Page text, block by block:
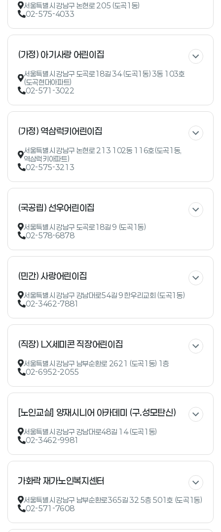
서울특별시 강남구 논현로 205 (도곡1동)
02-575-4033
(가정) 아기사랑 어린이집
서울특별시 강남구 도곡로18길 34 (도곡1동) 3동 103호
(도곡현대아파트)
02-571-3022
(가정) 역삼럭키어린이집
서울특별시 강남구 논현로 213 102동 116호(도곡1동,
역삼럭키아파트)
02-575-3213
(국공립) 선우어린이집
서울특별시 강남구 도곡로18길 9 (도곡1동)
02-578-6878
(민간) 사랑어린이집
서울특별시 강남구 강남대로54길 9 한우리교회 (도곡1동)
02-3462-7881
(직장) LX세미콘 직장어린이집
서울특별시 강남구 남부순환로 2621 (도곡1동) 1층
02-6952-2055
[노인교실] 양재시니어 아카데미 (구.성모탄신)
서울특별시 강남구 강남대로48길 14 (도곡1동)
02-3462-9981
가화락 재가노인복지센터
서울특별시 강남구 남부순환로365길 32 5층 501호 (도곡1동)
02-571-7608